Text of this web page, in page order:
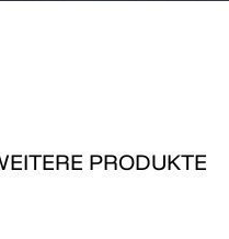
PRODUKTE